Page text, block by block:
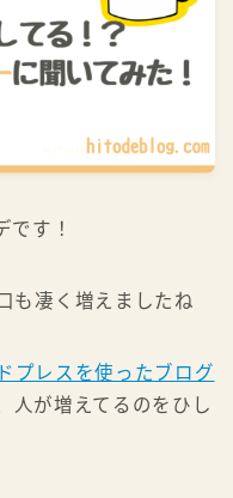
いますぐ始める
ィール
です！
も凄く増えましたね
プレスを使ったブログ
人が増えてるのをひし